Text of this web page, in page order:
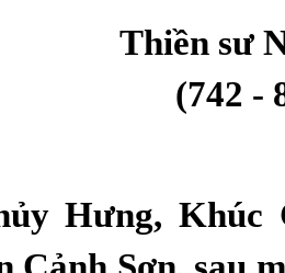
Thiền sư
(742 -
Hưng, Khúc